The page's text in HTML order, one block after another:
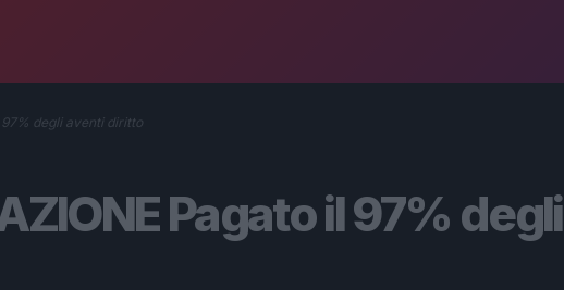
97% degli aventi diritto
Pagato il 97% degli